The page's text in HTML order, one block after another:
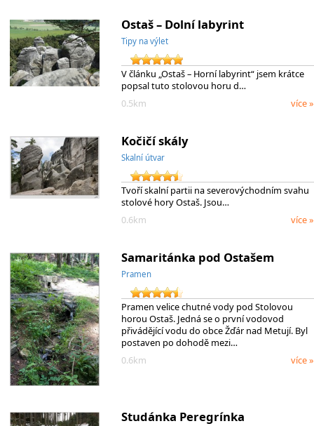
Ostaš – Dolní labyrint
Tipy na výlet
V článku „Ostaš – Horní labyrint“ jsem krátce
popsal tuto stolovou horu d…
0.5km
více »
Kočičí skály
Skalní útvar
Tvoří skalní partii na severovýchodním svahu
stolové hory Ostaš. Jsou…
0.6km
více »
Samaritánka pod Ostašem
Pramen
Pramen velice chutné vody pod Stolovou
horou Ostaš. Jedná se o první vodovod
přivádějící vodu do obce Žďár nad Metují. Byl
postaven po dohodě mezi…
0.6km
více »
Studánka Peregrínka